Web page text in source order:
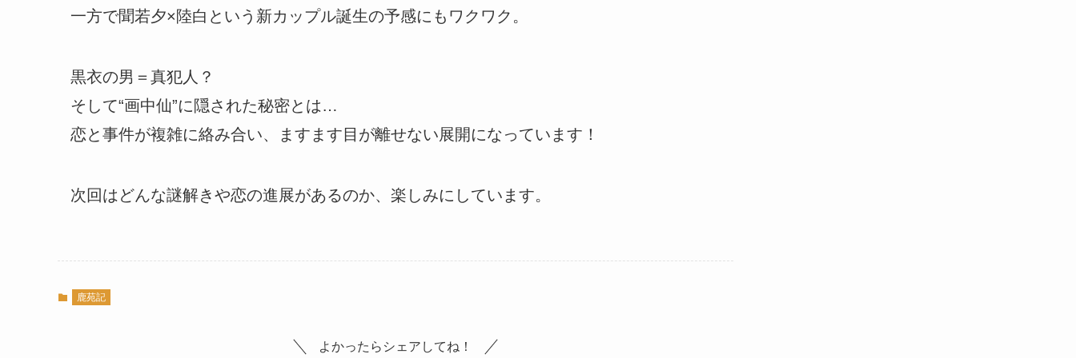
一方で聞若夕×陸白という新カップル誕生の予感にもワクワク。
黒衣の男＝真犯人？
そして“画中仙”に隠された秘密とは…
恋と事件が複雑に絡み合い、ますます目が離せない展開になっています！
次回はどんな謎解きや恋の進展があるのか、楽しみにしています。
鹿苑記
よかったらシェアしてね！